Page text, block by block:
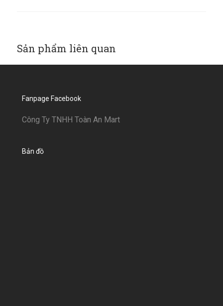
Sản phẩm liên quan
Fanpage Facebook
Công Ty TNHH Toàn An Mart
Bản đồ